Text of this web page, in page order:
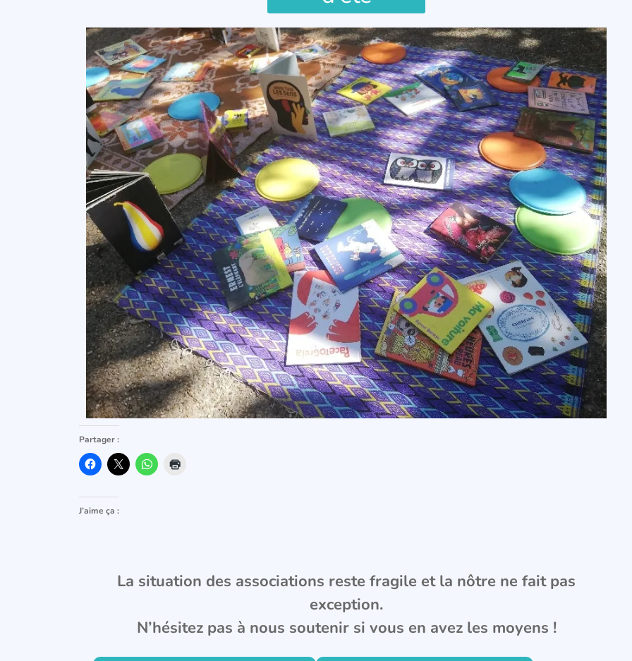
Partager :
J’aime ça :
La situation des associations reste fragile et la nôtre ne fait pas
exception.
N’hésitez pas à nous soutenir si vous en avez les moyens !